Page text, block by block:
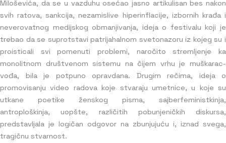
Miloševića, da se u vazduhu osećao jasno artikulisan bes nakon
svih ratova, sankcija, nezamislive hiperinflacije, izbornih krađa i
neverovatnog medijskog obmanjivanja, ideja o festivalu koji je
trebao da se suprotstavi patrijahalnom svetonazoru iz kojeg su i
proisticali svi pomenuti problemi, naročito stremljenje ka
monolitnom društvenom sistemu na čijem vrhu je muškarac-
vođa, bila je potpuno opravdana. Drugim rečima, ideja o
promovisanju video radova koje stvaraju umetnice, u koje su
utkane poetike ženskog pisma, sajberfeministkinja,
antroploškinja, uopšte, različitih pobunjeničkih diskursa,
predstavljala je logičan odgovor na zbunjujuću i, iznad svega,
tragičnu stvarnost.